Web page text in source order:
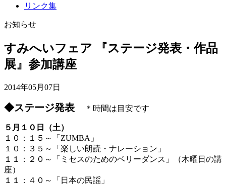
リンク集
お知らせ
すみへいフェア 『ステージ発表・作品
展』参加講座
2014年05月07日
◆ステージ発表 ＊時間は目安です
５月１０日（土）
１０：１５～「ZUMBA」
１０：３５～「楽しい朗読・ナレーション」
１１：２０～「ミセスのためのベリーダンス」（木曜日の講
座）
１１：４０～「日本の民謡」